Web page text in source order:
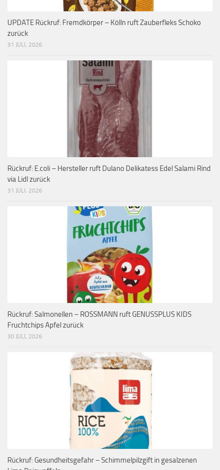
UPDATE Rückruf: Fremdkörper – Kölln ruft Zauberfleks Schoko
zurück
31 JULI, 2026
Rückruf: E.coli – Hersteller ruft Dulano Delikatess Edel Salami Rind
via Lidl zurück
31 JULI, 2026
Rückruf: Salmonellen – ROSSMANN ruft GENUSSPLUS KIDS
Fruchtchips Apfel zurück
30 JULI, 2026
Rückruf: Gesundheitsgefahr – Schimmelpilzgift in gesalzenen